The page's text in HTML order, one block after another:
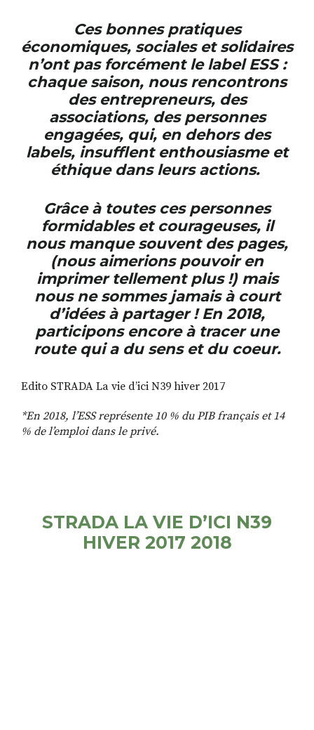
Ces bonnes pratiques
économiques, sociales et solidaires
n’ont pas forcément le label ESS :
chaque saison, nous rencontrons
des entrepreneurs, des
associations, des personnes
engagées, qui, en dehors des
labels, insufflent enthousiasme et
éthique dans leurs actions.
Grâce à toutes ces personnes
formidables et courageuses, il
nous manque souvent des pages,
(nous aimerions pouvoir en
imprimer tellement plus !) mais
nous ne sommes jamais à court
d’idées à partager ! En 2018,
participons encore à tracer une
route qui a du sens et du coeur.
Edito STRADA La vie d’ici N39 hiver 2017
*En 2018, l’ESS représente 10 % du PIB français et 14
% de l’emploi dans le privé.
STRADA LA VIE D’ICI N39
HIVER 2017 2018